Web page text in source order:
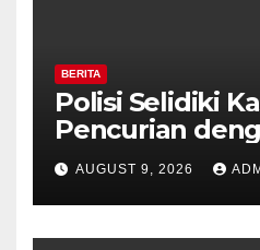
BERITA
Polisi Selidiki
Pencurian
di Counter HP
Ambarawa.
AUGUST 9, 2026